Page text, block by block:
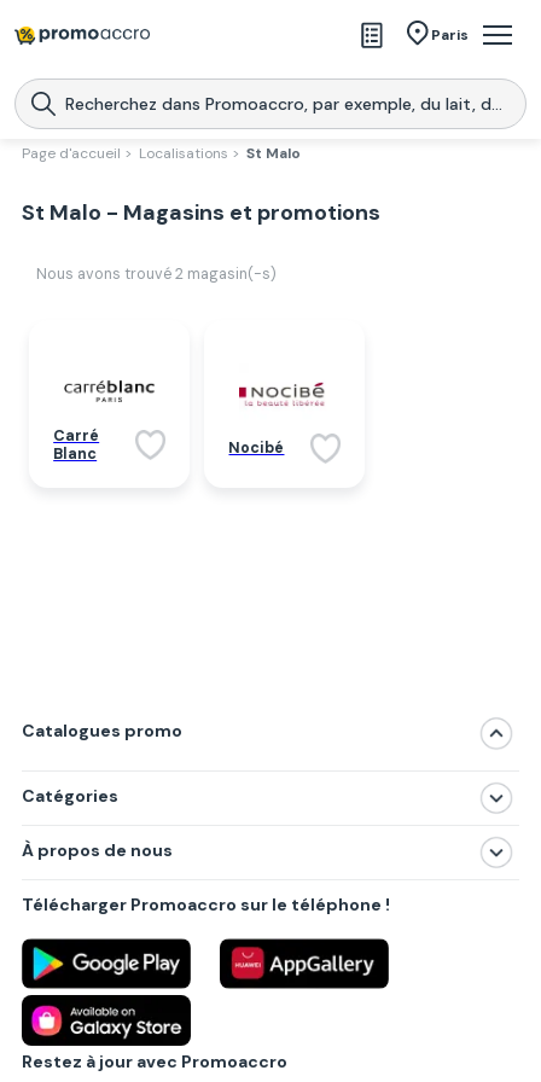
Paris
Magasins
Produits
Promoaccro
Page d'accueil > Localisations > St Malo
St Malo - Magasins et promotions
Nous avons trouvé 2 magasin(-s)
Carré
Blanc
Nocibé
Catalogues promo
Catégories
Produits
Villes principales
À propos de nous
Politique de confidentialité
Règlements
Partenariat B2B
Blog
Contact
Télécharger Promoaccro sur le téléphone !
Restez à jour avec Promoaccro